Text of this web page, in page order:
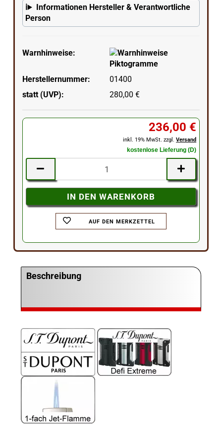
Informationen Hersteller & Verantwortliche
Person
Warnhinweise:
Herstellernummer:
01400
statt (UVP):
280,00 €
236,00 €
inkl. 19% MwSt. zzgl.Versand
kostenlose Lieferung (D)
AUF DEN MERKZETTEL
Beschreibung